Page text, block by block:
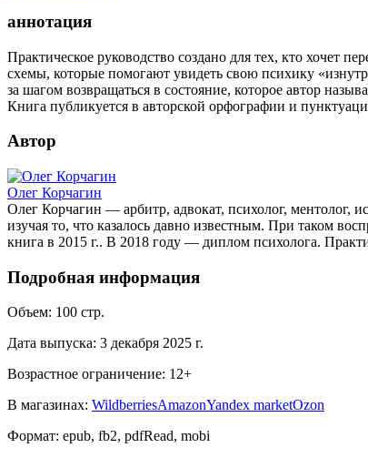
аннотация
Практическое руководство создано для тех, кто хочет
схемы, которые помогают увидеть свою психику
за шагом возвращаться в состояние, которое автор
Книга публикуется в авторской орфографии и
Автор
Олег Корчагин
Олег Корчагин — арбитр, адвокат, психолог, ментолог,
изучая то, что казалось давно известным. При таком
книга в 2015 г.. В 2018 году — диплом психолога.
Подробная информация
Объем: 100 стр.
Дата выпуска: 3 декабря 2025 г.
Возрастное ограничение: 12+
В магазинах: WildberriesAmazonYandex marketOzon
Формат: epub, fb2, pdfRead, mobi